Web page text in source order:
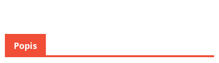
Popis